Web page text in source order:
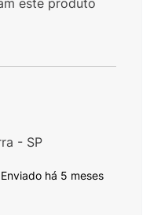
Enviado há 5 meses
- SP